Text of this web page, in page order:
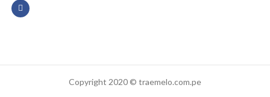
Copyright 2020 © traemelo.com.pe